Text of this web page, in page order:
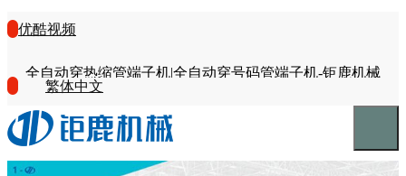
优酷视频
全自动穿热缩管端子机|全自动穿号码管端子机-钜鹿机械
繁体中文